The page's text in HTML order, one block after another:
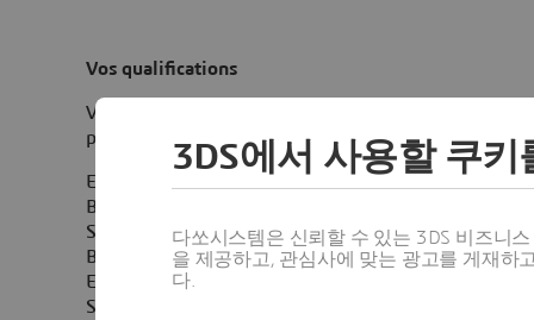
Vos qualifications
Vous êtes titulaire d'un diplôme d'ingénieur ou
post diplomation.
Expérience confirmée sur SAP S/4HANA Public
Bon niveau d’anglais (B2 minimum)
Solide expertise en intégration SAP (API,
Bonne maîtrise de SAP BTP et des concepts
Expérience en développement SAP (ABAP Cloud,
Sensibilité aux enjeux d’architecture (clean core,
3DS에서 사용할 쿠
다쏘시스템은 신뢰할 수 있는 3DS 비즈니
을 제공하고, 관심사에 맞는 광고를 게재하
다.